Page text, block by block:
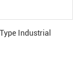
Industrial